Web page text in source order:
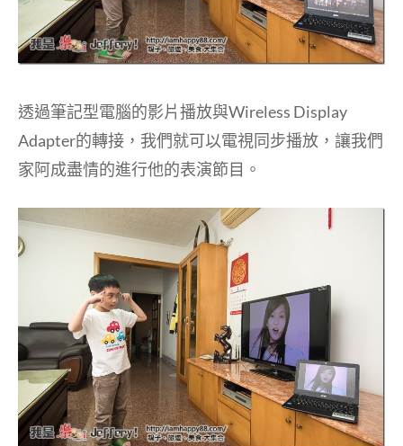
透過筆記型電腦的影片播放與Wireless Display
Adapter的轉接，我們就可以電視同步播放，讓我們
家阿成盡情的進行他的表演節目。